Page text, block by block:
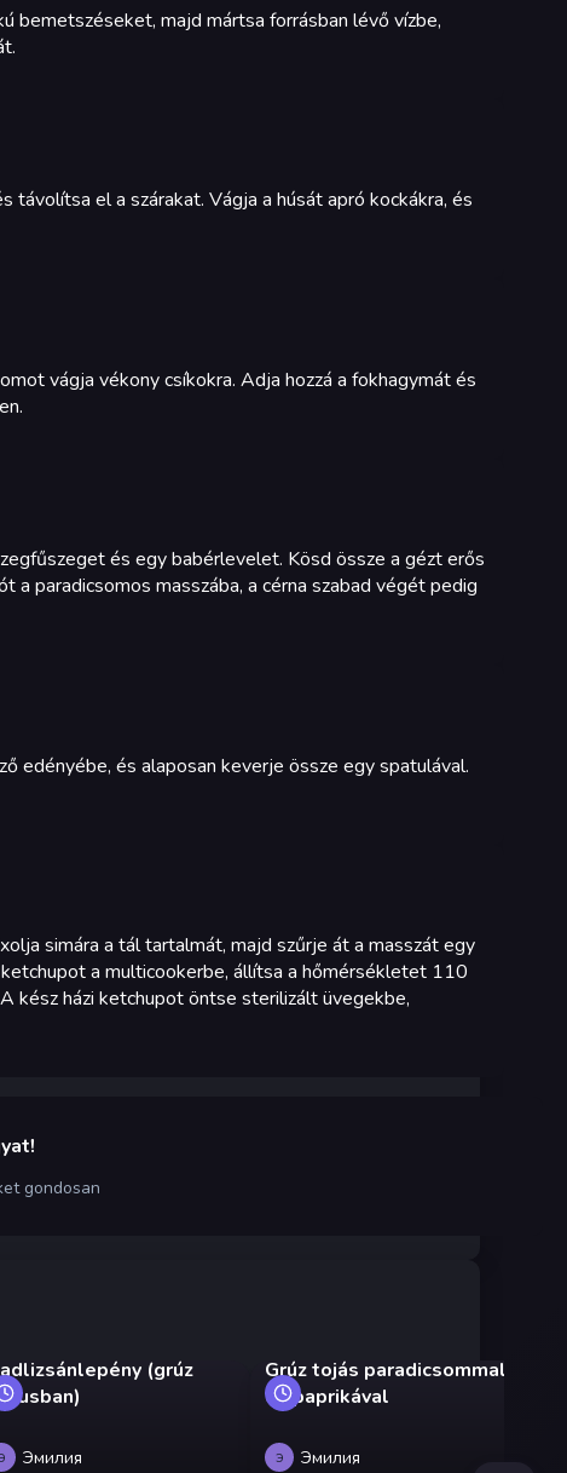
bemetszéseket, majd mártsa forrásban lévő vízbe,
távolítsa el a szárakat. Vágja a húsát apró kockákra, és
vágja vékony csíkokra. Adja hozzá a fokhagymát és
és egy babérlevelet. Kösd össze a gézt erős
a paradicsomos masszába, a cérna szabad végét pedig
edényébe, és alaposan keverje össze egy spatulával.
simára a tál tartalmát, majd szűrje át a masszát egy
a multicookerbe, állítsa a hőmérsékletet 110
kész házi ketchupot öntse sterilizált üvegekbe,
gondosan
(grúz
Эмилия
Grúz tojás paradicsommal
és paprikával
Э Эмилия